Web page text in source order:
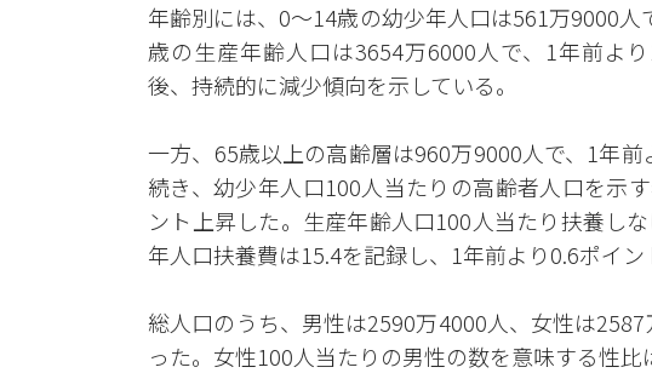
年齢別には、0～14歳の幼少年人口は561万9000
歳の生産年齢人口は3654万6000人で、1年前よ
後、持続的に減少傾向を示している。
一方、65歳以上の高齢層は960万9000人で、1年
続き、幼少年人口100人当たりの高齢者人口を示
ント上昇した。生産年齢人口100人当たり扶養し
年人口扶養費は15.4を記録し、1年前より0.6ポイン
総人口のうち、男性は2590万4000人、女性は
った。女性100人当たりの男性の数を意味する性